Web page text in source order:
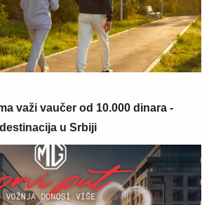
važi vaučer od 10.000 dinara -
u Srbiji